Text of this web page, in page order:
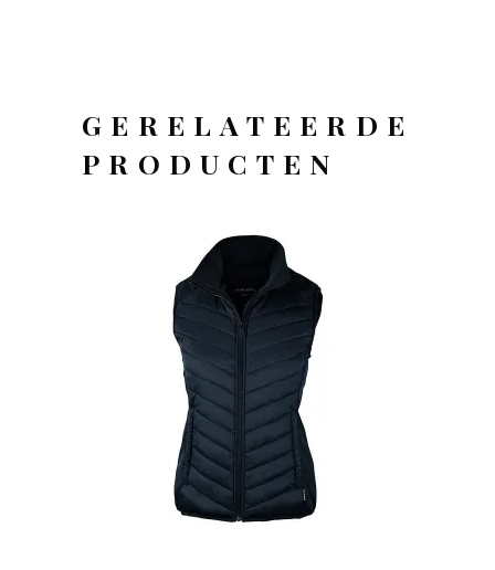
GERELATEERDE
PRODUCTEN
OFFERTEAANVRAAG